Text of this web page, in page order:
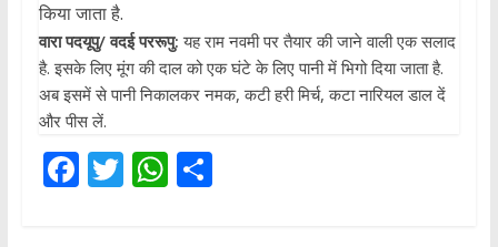
किया जाता है.
वारा पदयूपु/ वदई पररूपु: यह राम नवमी पर तैयार की जाने वाली एक सलाद
है. इसके लिए मूंग की दाल को एक घंटे के लिए पानी में भिगो दिया जाता है.
अब इसमें से पानी निकालकर नमक, कटी हरी मिर्च, कटा नारियल डाल दें
और पीस लें.
F T W S